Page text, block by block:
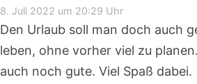
8. Juli 2022 um 20:29 Uhr
Den Urlaub soll man doch auch
leben, ohne vorher viel zu
auch noch gute. Viel Spaß dabei.